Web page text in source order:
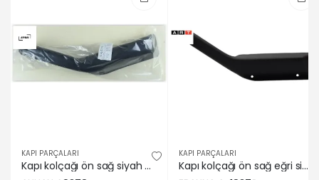
KAPI PARÇALARI
Kapı kolçağı ön sağ siyah m131 dkş 88 md ayhan 85009812
KAPI PARÇALARI
Kapı kolçağı ön sağ eğri siyah m.131 dkş 88 m Erayna 85009812